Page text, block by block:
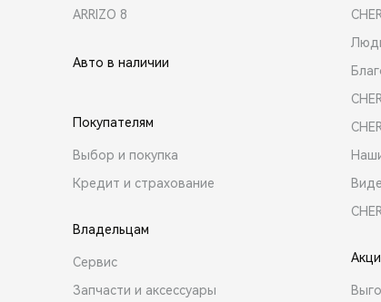
ARRIZO 8
Авто в наличии
Покупателям
Выбор и покупка
Кредит и страхование
Владельцам
Сервис
Запчасти и аксессуары